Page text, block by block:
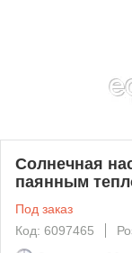
Солнечная
паянным
Под заказ
Код: 6097465